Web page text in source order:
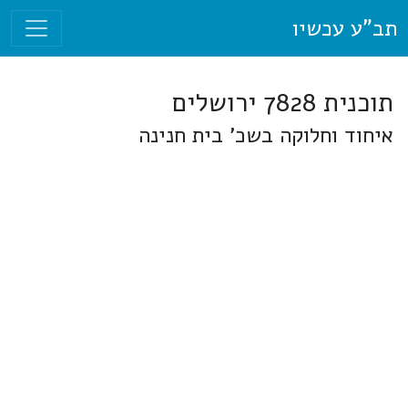
תב"ע עכשיו
תוכנית 7828 ירושלים
איחוד וחלוקה בשכ' בית חנינה